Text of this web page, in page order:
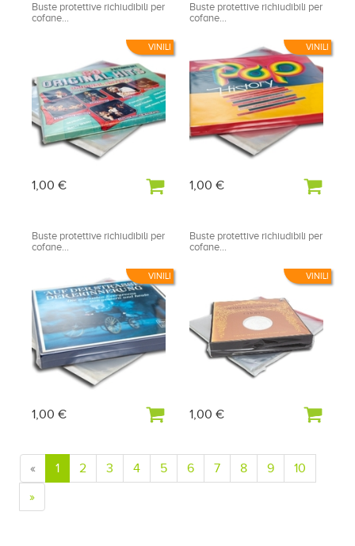
VINILI
Buste protettive richiudibili per
cofane...
1,00 €
VINILI
Buste protettive richiudibili per
cofane...
1,00 €
VINILI
Buste protettive richiudibili per
cofane...
1,00 €
VINILI
Buste protettive richiudibili per
cofane...
1,00 €
« 1 2 3 4 5 6 7 8 9
10
»